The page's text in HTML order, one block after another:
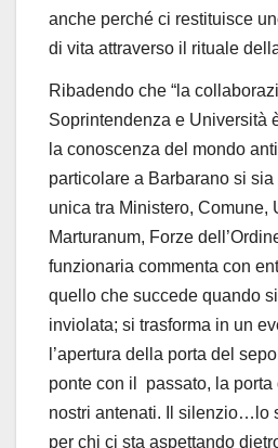
anche perché ci restituisce
di vita attraverso il rituale
Ribadendo che “la
Soprintendenza e Università
la conoscenza del mondo
particolare a Barbarano si
unica tra Ministero, Comune,
Marturanum, Forze
funzionaria commenta con
quello che succede quando
inviolata; si trasforma in un
l’apertura della porta del
ponte con il passato, la porta
nostri antenati. Il silenzio…lo
per chi ci sta aspettando